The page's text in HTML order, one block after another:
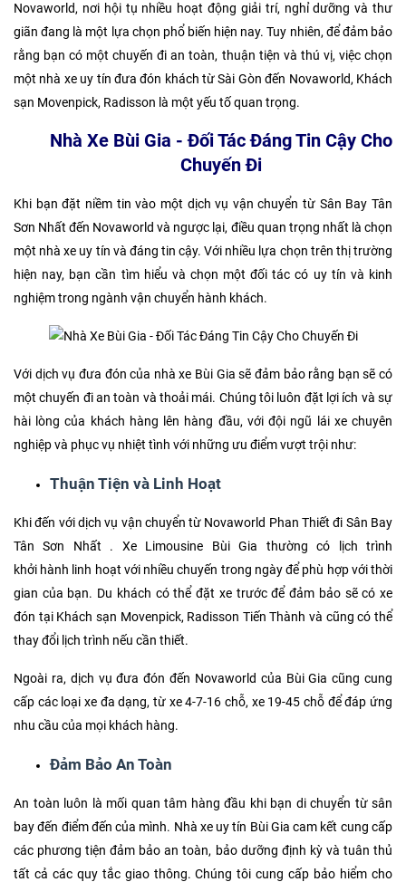
Novaworld, nơi hội tụ nhiều hoạt động giải trí, nghỉ dưỡng và thư
giãn đang là một lựa chọn phổ biến hiện nay. Tuy nhiên, để đảm bảo
rằng bạn có một chuyến đi an toàn, thuận tiện và thú vị, việc chọn
một nhà xe uy tín đưa đón khách từ Sài Gòn đến Novaworld, Khách
sạn Movenpick, Radisson là một yếu tố quan trọng.
Nhà Xe Bùi Gia - Đối Tác Đáng Tin Cậy Cho
Chuyến Đi
Khi bạn đặt niềm tin vào một dịch vụ vận chuyển từ Sân Bay Tân
Sơn Nhất đến Novaworld và ngược lại, điều quan trọng nhất là chọn
một nhà xe uy tín và đáng tin cậy. Với nhiều lựa chọn trên thị trường
hiện nay, bạn cần tìm hiểu và chọn một đối tác có uy tín và kinh
nghiệm trong ngành vận chuyển hành khách.
Với dịch vụ đưa đón của nhà xe Bùi Gia sẽ đảm bảo rằng bạn sẽ có
một chuyến đi an toàn và thoải mái. Chúng tôi luôn đặt lợi ích và sự
hài lòng của khách hàng lên hàng đầu, với đội ngũ lái xe chuyên
nghiệp và phục vụ nhiệt tình với những ưu điểm vượt trội như:
Thuận Tiện và Linh Hoạt
Khi đến với dịch vụ vận chuyển từ Novaworld Phan Thiết đi Sân Bay
Tân Sơn Nhất . Xe Limousine Bùi Gia thường có lịch trình
khởi hành linh hoạt với nhiều chuyến trong ngày để phù hợp với thời
gian của bạn. Du khách có thể đặt xe trước để đảm bảo sẽ có xe
đón tại Khách sạn Movenpick, Radisson Tiến Thành và cũng có thể
thay đổi lịch trình nếu cần thiết.
Ngoài ra, dịch vụ đưa đón đến Novaworld của Bùi Gia cũng cung
cấp các loại xe đa dạng, từ xe 4-7-16 chỗ, xe 19-45 chỗ để đáp ứng
nhu cầu của mọi khách hàng.
Đảm Bảo An Toàn
An toàn luôn là mối quan tâm hàng đầu khi bạn di chuyển từ sân
bay đến điểm đến của mình. Nhà xe uy tín Bùi Gia cam kết cung cấp
các phương tiện đảm bảo an toàn, bảo dưỡng định kỳ và tuân thủ
tất cả các quy tắc giao thông. Chúng tôi cung cấp bảo hiểm cho